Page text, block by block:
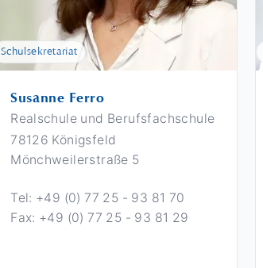
Schulsekretariat
Susanne Ferro
Realschule und Berufsfachschule
78126 Königsfeld
Mönchweilerstraße 5
Tel: +49 (0) 77 25 - 93 81 70
Fax: +49 (0) 77 25 - 93 81 29